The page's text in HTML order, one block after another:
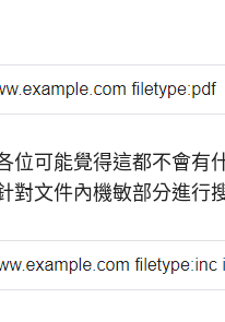
位可能覺得這都不會有
對文件內機敏部分進行